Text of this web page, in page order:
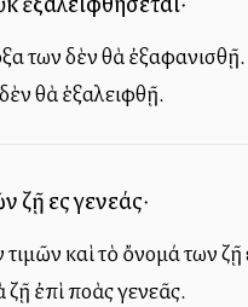
των δὲν θὰ ἐξαφανισθῇ.
θὰ ἑξαλειφθῇ.
εἰς γενεάς·
καὶ τὸ ὄνομά των ζῇ
ἐπὶ πολλὰς γενεᾶς.